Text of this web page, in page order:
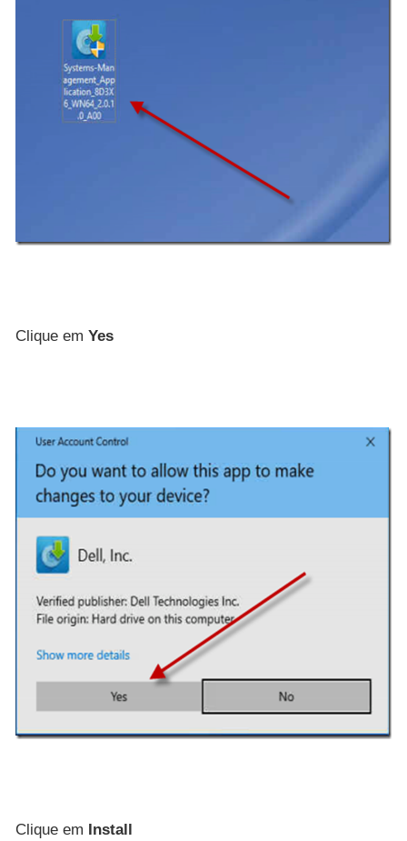
Clique em Yes
Clique em Install